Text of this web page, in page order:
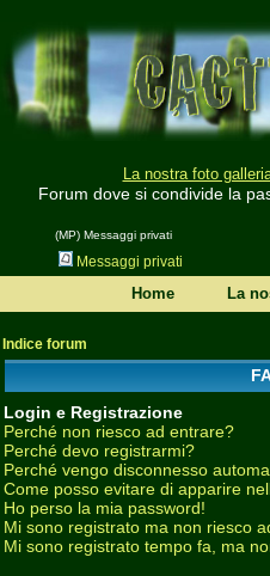
La nostra foto
Forum dove si condivide la
(MP) Messaggi privati
Messaggi privati
Home La
Indice forum
Login e Registrazione
Perché non riesco ad entrare?
Perché devo registrarmi?
Perché vengo disconnesso
Come posso evitare di apparire
Ho perso la mia password!
Mi sono registrato ma non riesco
Mi sono registrato tempo fa, ma